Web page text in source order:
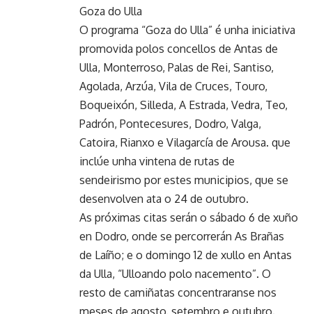
Goza do Ulla
O programa “Goza do Ulla” é unha iniciativa
promovida polos concellos de Antas de
Ulla, Monterroso, Palas de Rei, Santiso,
Agolada, Arzúa, Vila de Cruces, Touro,
Boqueixón, Silleda, A Estrada, Vedra, Teo,
Padrón, Pontecesures, Dodro, Valga,
Catoira, Rianxo e Vilagarcía de Arousa. que
inclúe unha vintena de rutas de
sendeirismo por estes municipios, que se
desenvolven ata o 24 de outubro.
As próximas citas serán o sábado 6 de xuño
en Dodro, onde se percorrerán As Brañas
de Laíño; e o domingo 12 de xullo en Antas
da Ulla, “Ulloando polo nacemento”. O
resto de camiñatas concentraranse nos
meses de agosto, setembro e outubro.